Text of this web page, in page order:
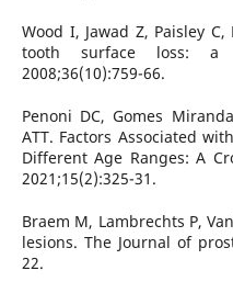
Wood I, Jawad Z, Paisley
tooth surface loss: a
2008;36(10):759-66.
Penoni DC, Gomes
ATT. Factors Associated
Different Age Ranges: A
2021;15(2):325-31.
Braem M, Lambrechts P,
lesions. The Journal of
22.